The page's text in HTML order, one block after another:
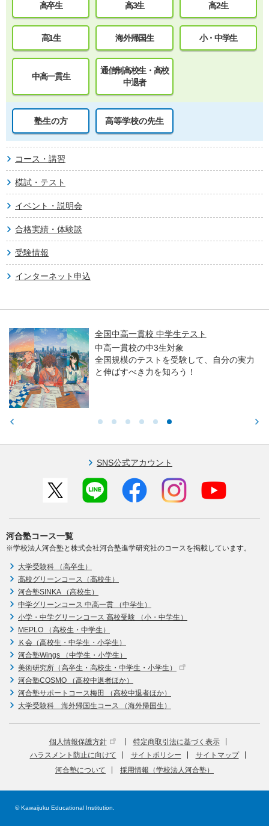
高卒生 高3生 高2生
高1生 海外帰国生 小・中学生
中高一貫生
通信制高校生・高校
中退者
塾生の方 高等学校の先生
コース・講習
模試・テスト
イベント・説明会
合格実績・体験談
受験情報
インターネット申込
全国中高一貫校 中学生テスト
中高一貫校の中3生対象
全国規模のテストを受験して、自分の実力
と伸ばすべき力を知ろう！
SNS公式アカウント
河合塾コース一覧
※学校法人河合塾と株式会社河合塾進学研究社のコースを掲載しています。
大学受験科 （高卒生）
高校グリーンコース（高校生）
河合塾SINKA （高校生）
中学グリーンコース 中高一貫 （中学生）
小学・中学グリーンコース 高校受験 （小・中学生）
MEPLO （高校生・中学生）
Ｋ会（高校生・中学生・小学生）
河合塾Wings （中学生・小学生）
美術研究所（高卒生・高校生・中学生・小学生）
河合塾COSMO （高校中退者ほか）
河合塾サポートコース梅田 （高校中退者ほか）
大学受験科 海外帰国生コース （海外帰国生）
個人情報保護方針
特定商取引法に基づく表示
ハラスメント防止に向けて
サイトポリシー
サイトマップ
河合塾について
採用情報（学校法人河合塾）
© Kawaijuku Educational Institution.